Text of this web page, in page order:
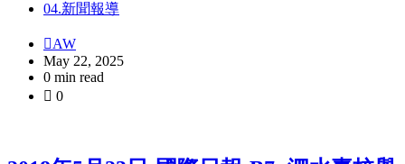
04.新聞報導
AW
May 22, 2025
0 min read
0